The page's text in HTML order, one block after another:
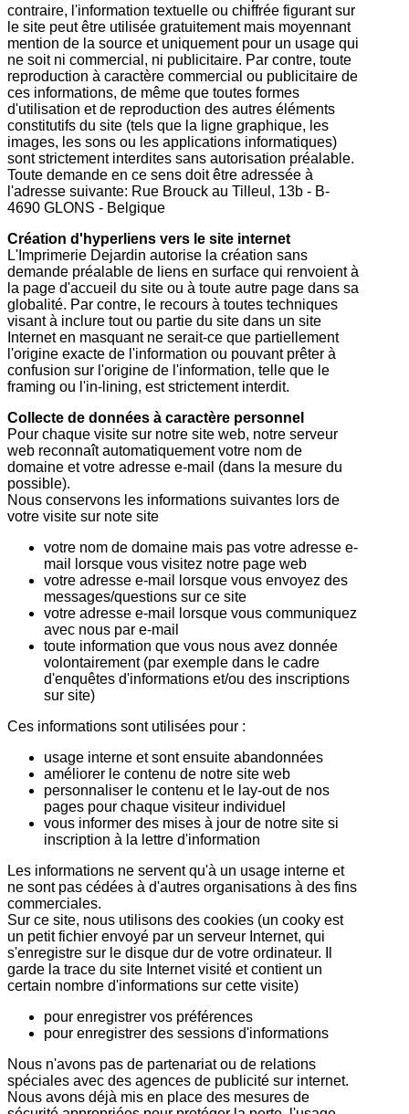
contraire, l'information textuelle ou chiffrée figurant sur
le site peut être utilisée gratuitement mais moyennant
mention de la source et uniquement pour un usage qui
ne soit ni commercial, ni publicitaire. Par contre, toute
reproduction à caractère commercial ou publicitaire de
ces informations, de même que toutes formes
d'utilisation et de reproduction des autres éléments
constitutifs du site (tels que la ligne graphique, les
images, les sons ou les applications informatiques)
sont strictement interdites sans autorisation préalable.
Toute demande en ce sens doit être adressée à
l'adresse suivante: Rue Brouck au Tilleul, 13b - B-
4690 GLONS - Belgique
Création d'hyperliens vers le site internet
L'Imprimerie Dejardin autorise la création sans
demande préalable de liens en surface qui renvoient à
la page d'accueil du site ou à toute autre page dans sa
globalité. Par contre, le recours à toutes techniques
visant à inclure tout ou partie du site dans un site
Internet en masquant ne serait-ce que partiellement
l'origine exacte de l'information ou pouvant prêter à
confusion sur l'origine de l'information, telle que le
framing ou l'in-lining, est strictement interdit.
Collecte de données à caractère personnel
Pour chaque visite sur notre site web, notre serveur
web reconnaît automatiquement votre nom de
domaine et votre adresse e-mail (dans la mesure du
possible).
Nous conservons les informations suivantes lors de
votre visite sur note site
votre nom de domaine mais pas votre adresse e-
mail lorsque vous visitez notre page web
votre adresse e-mail lorsque vous envoyez des
messages/questions sur ce site
votre adresse e-mail lorsque vous communiquez
avec nous par e-mail
toute information que vous nous avez donnée
volontairement (par exemple dans le cadre
d'enquêtes d'informations et/ou des inscriptions
sur site)
Ces informations sont utilisées pour :
usage interne et sont ensuite abandonnées
améliorer le contenu de notre site web
personnaliser le contenu et le lay-out de nos
pages pour chaque visiteur individuel
vous informer des mises à jour de notre site si
inscription à la lettre d'information
Les informations ne servent qu'à un usage interne et
ne sont pas cédées à d'autres organisations à des fins
commerciales.
Sur ce site, nous utilisons des cookies (un cooky est
un petit fichier envoyé par un serveur Internet, qui
s'enregistre sur le disque dur de votre ordinateur. Il
garde la trace du site Internet visité et contient un
certain nombre d'informations sur cette visite)
pour enregistrer vos préférences
pour enregistrer des sessions d'informations
Nous n'avons pas de partenariat ou de relations
spéciales avec des agences de publicité sur internet.
Nous avons déjà mis en place des mesures de